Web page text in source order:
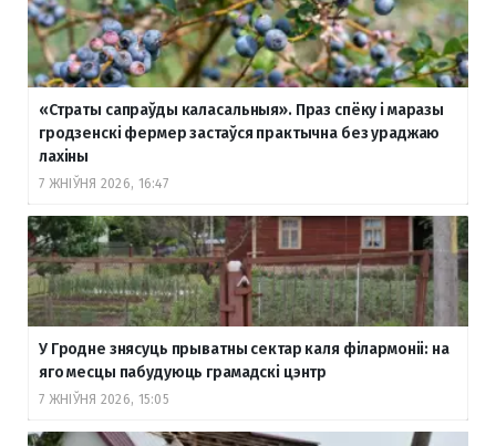
«Страты сапраўды каласальныя». Праз спёку і маразы
гродзенскі фермер застаўся практычна без ураджаю
лахіны
7 ЖНІЎНЯ 2026, 16:47
У Гродне знясуць прыватны сектар каля філармоніі: на
яго месцы пабудуюць грамадскі цэнтр
7 ЖНІЎНЯ 2026, 15:05